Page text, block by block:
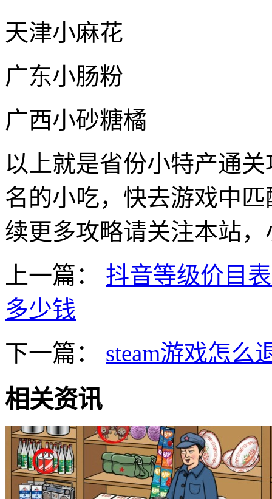
天津小麻花
广东小肠粉
广西小砂糖橘
以上就是省份小特产通
名的小吃，快去游戏中
续更多攻略请关注本站
上一篇：
抖音等级价目
多少钱
下一篇：
steam游戏怎么
相关资讯